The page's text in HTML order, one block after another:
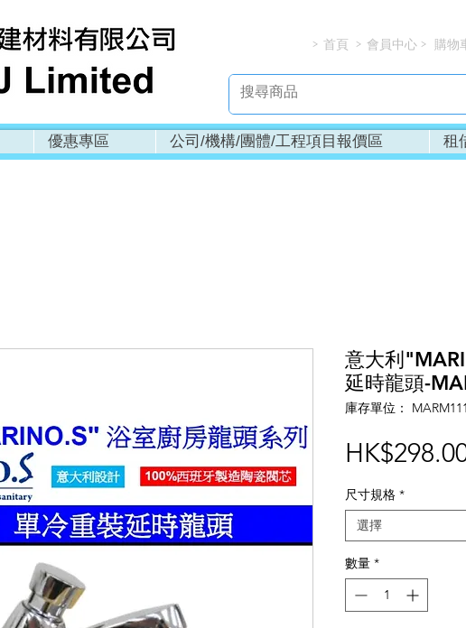
> > >
首頁 會員中心 購物
優惠專區 公司/機構/團體/工程項目報價區 租
意大利
延時龍頭-
庫存單位： MARM111
尺寸規格 *
選擇
數量 *